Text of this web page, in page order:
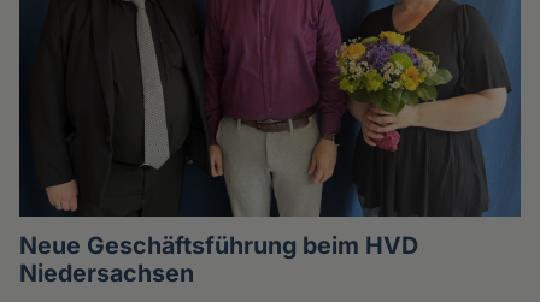
Neue Geschäftsführung beim HVD
Niedersachsen